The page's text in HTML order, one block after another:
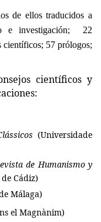
de ellos traducidos a
e investigación; 22
científicos; 57 prólogos;
científicos y
(Universidade
de Humanismo y
Cádiz)
Málaga)
el Magnànim)